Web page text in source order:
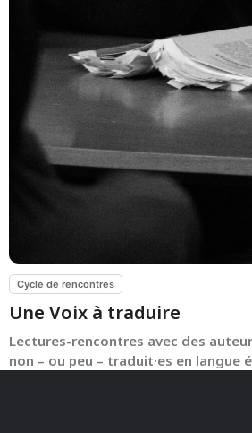
Cycle de rencontres
Une Voix à traduire
Lectures-rencontres avec des
non – ou peu – traduit·es en langue